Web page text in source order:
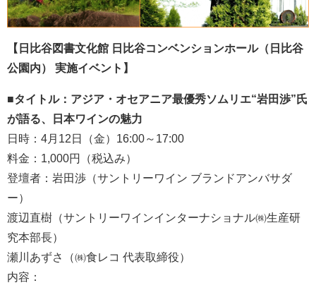
【日比谷図書文化館 日比谷コンベンションホール（日比谷
公園内）
実施イベント】
■タイトル：アジア・オセアニア最優秀ソムリエ“岩田渉”氏
が語る、日本ワインの魅力
日時：4月12日（金）16:00～17:00
料金：1,000円（税込み）
登壇者：岩田渉（サントリーワイン ブランドアンバサダ
ー）
渡辺直樹（サントリーワインインターナショナル㈱生産研
究本部長）
瀬川あずさ（㈱食レコ 代表取締役）
内容：